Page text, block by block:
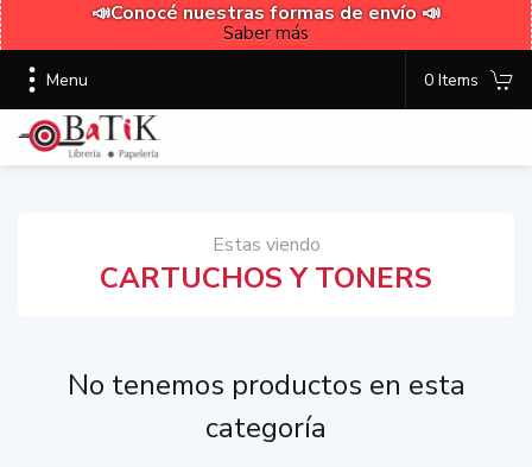
📣Conocé nuestras formas de envío 📣
Saber más
Menu 0 Items
Estas viendo
CARTUCHOS Y TONERS
No tenemos productos en esta
categoría